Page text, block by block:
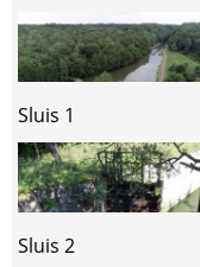
Sluis 1
Sluis 2